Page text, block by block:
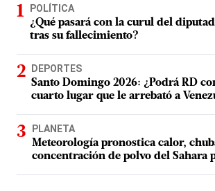
POLÍTICA
¿Qué pasará con la curul del
tras su fallecimiento?
DEPORTES
Santo Domingo 2026: ¿Podrá RD
cuarto lugar que le arrebató a
PLANETA
Meteorología pronostica calor,
concentración de polvo del Sahara